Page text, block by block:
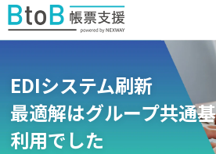
サービス一覧
導入事例
料金プラン
セミナー・イベ
EDIシステム刷新
最適解はグループ共通
利用でした